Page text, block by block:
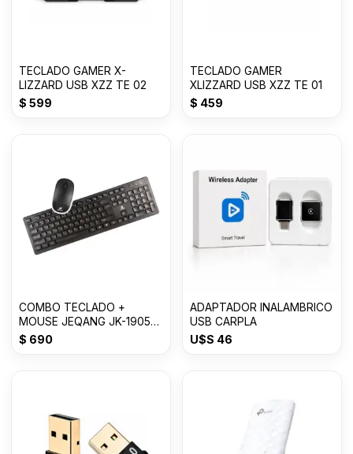
TECLADO GAMER X-
LIZZARD USB XZZ TE 02
$ 599
TECLADO GAMER
XLIZZARD USB XZZ TE 01
$ 459
COMBO TECLADO +
MOUSE JEQANG JK-1905
GBT-14081-2010
$ 690
ADAPTADOR INALAMBRICO
USB CARPLA
U$S 46